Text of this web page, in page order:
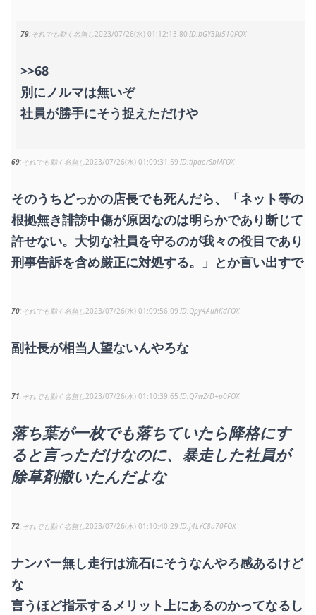
79 それでも動く名無し2023/07/26(水) 01:12:13.80 bGY3Iu510FOX
>>68
別にノルマは無いぞ
社員が勝手にそう捉えただけや
69 それでも動く名無し2023/07/26(水) 01:09:31.59 tlpaorSbMFOX
そのうちどっかの店長でも死んだら、「ネット等の
根拠無き誹謗中傷が原因なのは明らかであり断じて
許せない。大切な社員を守るのが我々の役目であり
刑事告訴を含め厳正に対処する。」とか言い出すで
70 それでも動く名無し2023/07/26(水) 01:09:56.09 Qpy4AuhKdFOX
副社長が相当人望ないんやろな
71 それでも動く名無し2023/07/26(水) 01:10:39.65 Q7wZ/D+p0FOX
落ち葉が一枚でも落ちていたら降格にす
ると言っただけなのに、暴走した社員が
除草剤撒いたんだよな
72 それでも動く名無し2023/07/26(水) 01:10:40.29 j4LYC8a70FOX
ナンバー無し走行は流石にそうなんやろ感あるけど
な
言うほど指示するメリット上にあるのかってなるし